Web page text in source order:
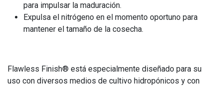
para impulsar la maduración.
Expulsa el nitrógeno en el momento oportuno para
mantener el tamaño de la cosecha.
Flawless Finish® está especialmente diseñado para su
uso con diversos medios de cultivo hidropónicos y con